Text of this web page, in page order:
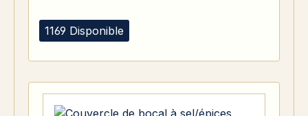
1169 Disponible